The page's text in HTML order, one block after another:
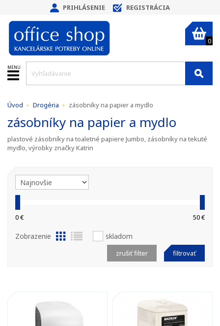
PRIHLÁSENIE REGISTRÁCIA
0
MENU
Úvod Drogéria zásobníky na papier a mydlo
zásobníky na papier a mydlo
plastové zásobníky na toaletné papiere Jumbo, zásobníky na tekuté
mydlo, výrobky značky Katrin
0 € 50 €
Zobrazenie skladom
filtrovať
zrušiť filter